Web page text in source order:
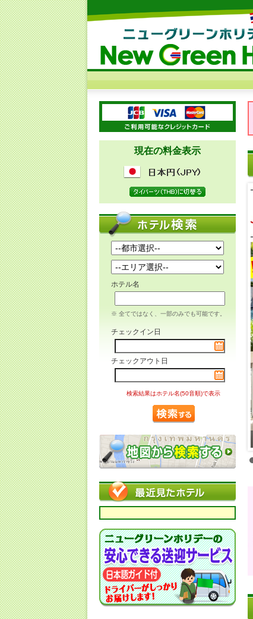
現在の料金表示
ホテル名
※ 全てではなく、一部のみでも可能です。
チェックイン日
チェックアウト日
検索結果はホテル名(50音順)で表示